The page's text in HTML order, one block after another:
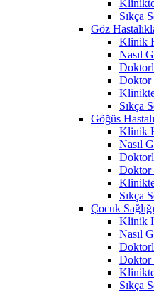
Sıkça
Göz
Klinik
Nasıl
Doktor
Sıkça
Göğüs
Klinik
Nasıl
Doktor
Sıkça
Çocuk
Klinik
Nasıl
Doktor
Sıkça